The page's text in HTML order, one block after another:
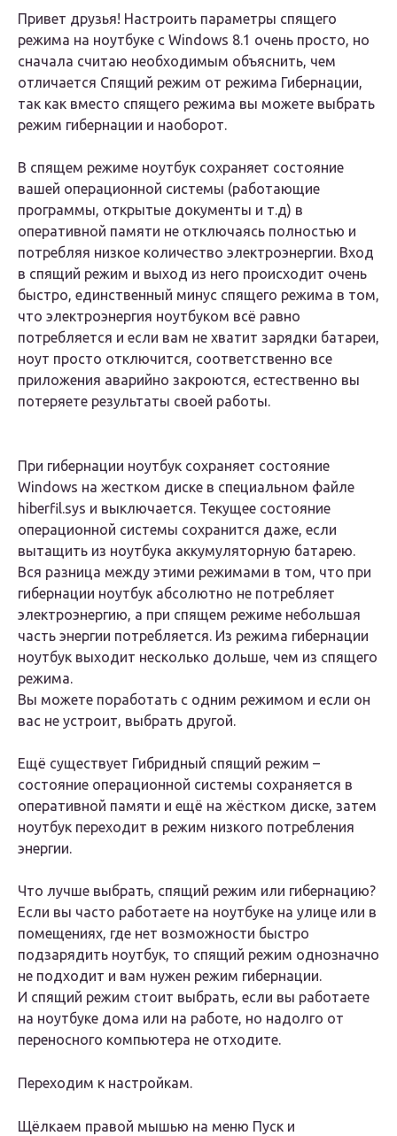
Привет друзья! Настроить параметры спящего
режима на ноутбуке с Windows 8.1 очень просто, но
сначала считаю необходимым объяснить, чем
отличается Спящий режим от режима Гибернации,
так как вместо спящего режима вы можете выбрать
режим гибернации и наоборот.
В спящем режиме ноутбук сохраняет состояние
вашей операционной системы (работающие
программы, открытые документы и т.д) в
оперативной памяти не отключаясь полностью и
потребляя низкое количество электроэнергии. Вход
в спящий режим и выход из него происходит очень
быстро, единственный минус спящего режима в том,
что электроэнергия ноутбуком всё равно
потребляется и если вам не хватит зарядки батареи,
ноут просто отключится, соответственно все
приложения аварийно закроются, естественно вы
потеряете результаты своей работы.
При гибернации ноутбук сохраняет состояние
Windows на жестком диске в специальном файле
hiberfil.sys и выключается. Текущее состояние
операционной системы сохранится даже, если
вытащить из ноутбука аккумуляторную батарею.
Вся разница между этими режимами в том, что при
гибернации ноутбук абсолютно не потребляет
электроэнергию, а при спящем режиме небольшая
часть энергии потребляется. Из режима гибернации
ноутбук выходит несколько дольше, чем из спящего
режима.
Вы можете поработать с одним режимом и если он
вас не устроит, выбрать другой.
Ещё существует Гибридный спящий режим –
состояние операционной системы сохраняется в
оперативной памяти и ещё на жёстком диске, затем
ноутбук переходит в режим низкого потребления
энергии.
Что лучше выбрать, спящий режим или гибернацию?
Если вы часто работаете на ноутбуке на улице или в
помещениях, где нет возможности быстро
подзарядить ноутбук, то спящий режим однозначно
не подходит и вам нужен режим гибернации.
И спящий режим стоит выбрать, если вы работаете
на ноутбуке дома или на работе, но надолго от
переносного компьютера не отходите.
Переходим к настройкам.
Щёлкаем правой мышью на меню Пуск и